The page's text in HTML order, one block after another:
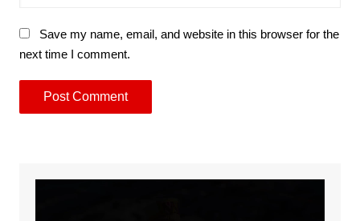
Save my name, email, and website in this browser for the
next time I comment.